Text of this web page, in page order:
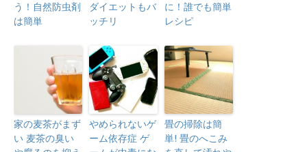
う！自然防虫剤
は簡単
ダイエットもバ
ッチリ
に！誰でも簡単
レシピ
家の麦茶がまず
い 麦茶の臭い
やめられないゲ
ーム依存症 ゲ
畳の掃除は簡
単! 畳のへこみ